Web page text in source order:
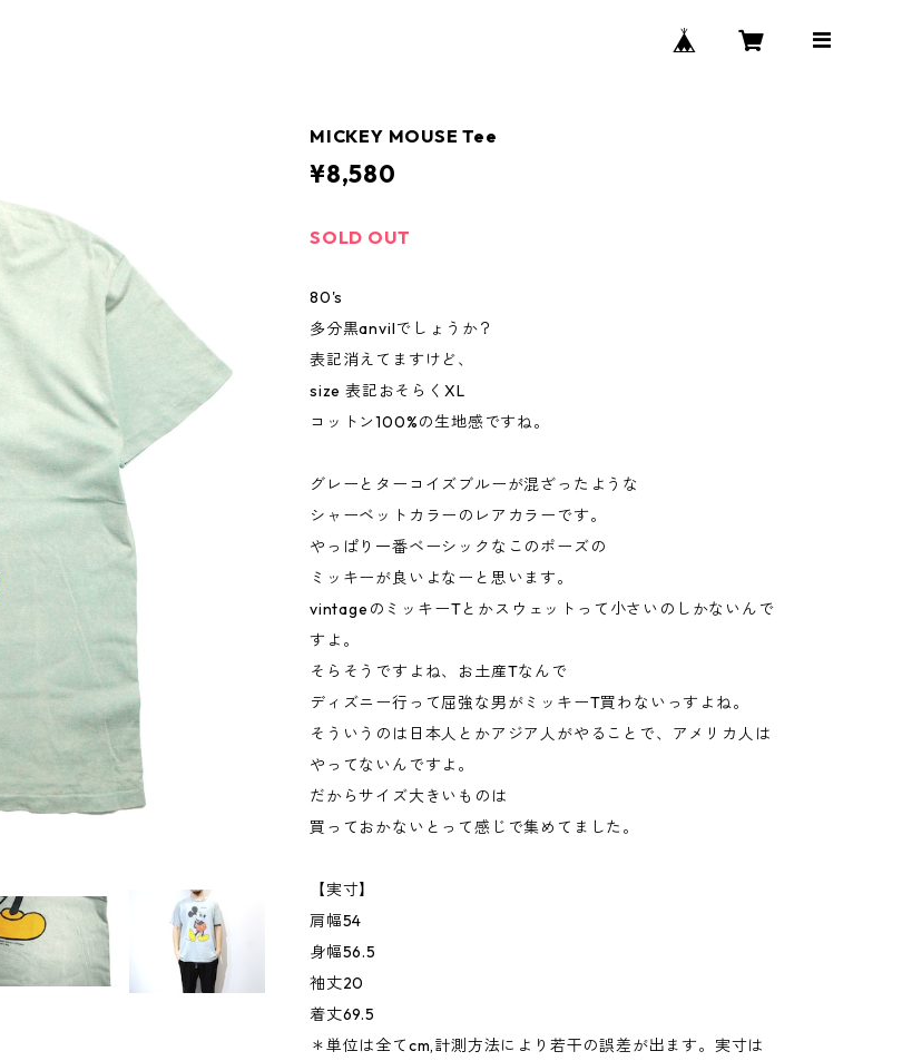
MICKEY MOUSE Tee
¥8,580
SOLD OUT
80's
多分黒anvilでしょうか？
表記消えてますけど、
size 表記おそらくXL
コットン100%の生地感ですね。
グレーとターコイズブルーが混ざったような
シャーベットカラーのレアカラーです。
やっぱり一番ベーシックなこのポーズの
ミッキーが良いよなーと思います。
vintageのミッキーTとかスウェットって小さいのしかないんで
すよ。
そらそうですよね、お土産Tなんで
ディズニー行って屈強な男がミッキーT買わないっすよね。
そういうのは日本人とかアジア人がやることで、アメリカ人は
やってないんですよ。
だからサイズ大きいものは
買っておかないとって感じで集めてました。
【実寸】
肩幅54
身幅56.5
袖丈20
着丈69.5
＊単位は全てcm,計測方法により若干の誤差が出ます。実寸は